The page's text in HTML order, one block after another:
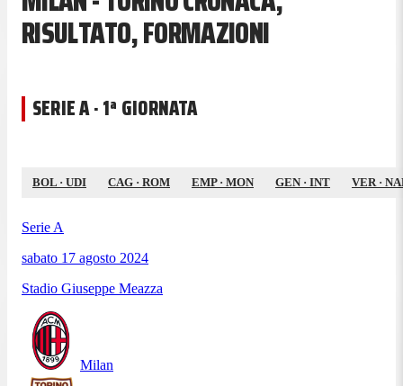
RISULTATO, FORMAZIONI
SERIE A · 1ª GIORNATA
BOL · UDI CAG · ROM EMP· MON GEN · INT VER·
Serie A
sabato 17 agosto 2024
Stadio Giuseppe Meazza
Milan